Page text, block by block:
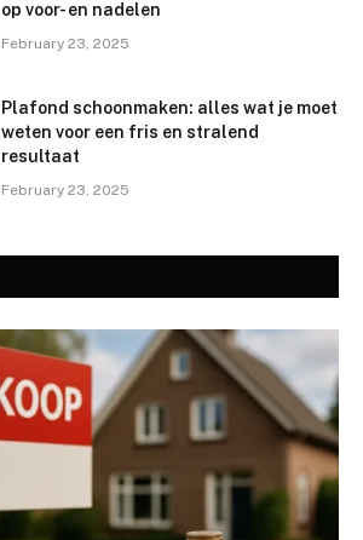
op voor- en nadelen
February 23, 2025
Plafond schoonmaken: alles wat je moet
weten voor een fris en stralend
resultaat
February 23, 2025